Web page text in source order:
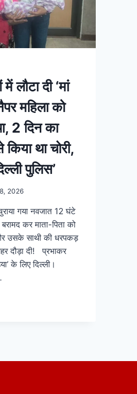
लौटा दी ‘मां
महिला को
2 दिन का
था चोरी,
पुलिस’
2026
गया नवजात 12 घंटे
कर माता-पिता को
उसके साथी की धरपकड़
दौड़ा दी! प्रभाकर
के लिए दिल्ली।